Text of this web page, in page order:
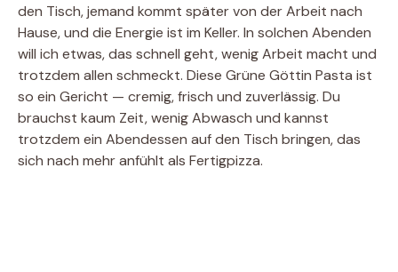
den Tisch, jemand kommt später von der Arbeit nach
Hause, und die Energie ist im Keller. In solchen Abenden
will ich etwas, das schnell geht, wenig Arbeit macht und
trotzdem allen schmeckt. Diese Grüne Göttin Pasta ist
so ein Gericht — cremig, frisch und zuverlässig. Du
brauchst kaum Zeit, wenig Abwasch und kannst
trotzdem ein Abendessen auf den Tisch bringen, das
sich nach mehr anfühlt als Fertigpizza.